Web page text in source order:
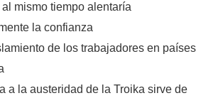
mismo tiempo alentaría
la confianza
de los trabajadores en países
a la austeridad de la Troika sirve de